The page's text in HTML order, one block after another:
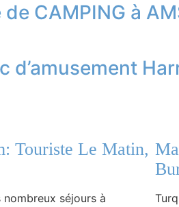
CAMPING à
d’amusement
Touriste Le Matin,
séjours à